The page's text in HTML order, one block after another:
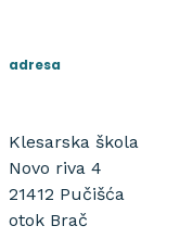
adresa
Klesarska škola
Novo riva 4
21412 Pučišća
otok Brač